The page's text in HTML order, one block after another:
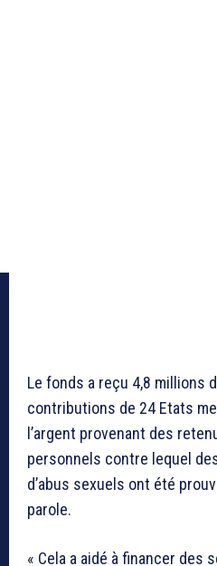
Le fonds a reçu 4,8 millions
contributions de 24 Etats
l’argent provenant des
personnels contre lequel
d’abus sexuels ont été
parole.
« Cela a aidé à financer des